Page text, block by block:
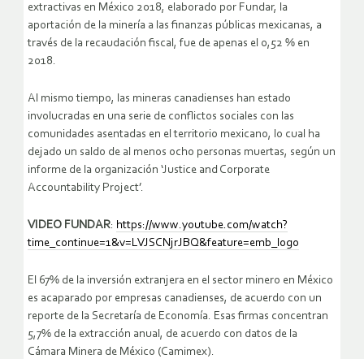
extractivas en México 2018, elaborado por Fundar, la
aportación de la minería a las finanzas públicas mexicanas, a
través de la recaudación fiscal, fue de apenas el 0,52 % en
2018.
Al mismo tiempo, las mineras canadienses han estado
involucradas en una serie de conflictos sociales con las
comunidades asentadas en el territorio mexicano, lo cual ha
dejado un saldo de al menos ocho personas muertas, según un
informe de la organización ‘Justice and Corporate
Accountability Project’.
VIDEO FUNDAR: https://www.youtube.com/watch?
time_continue=1&v=LVJSCNjrJBQ&feature=emb_logo
El 67% de la inversión extranjera en el sector minero en México
es acaparado por empresas canadienses, de acuerdo con un
reporte de la Secretaría de Economía. Esas firmas concentran
5,7% de la extracción anual, de acuerdo con datos de la
Cámara Minera de México (Camimex).